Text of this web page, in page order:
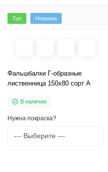
Топ Новинка
Фальшбалки Г-образные
лиственница 150х80 сорт А
В наличии
Нужна покраска?